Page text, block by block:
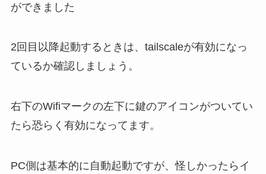
ができました
2回目以降起動するときは、tailscaleが有効になっ
ているか確認しましょう。
右下のWifiマークの左下に鍵のアイコンがついてい
たら恐らく有効になってます。
PC側は基本的に自動起動ですが、怪しかったらイ